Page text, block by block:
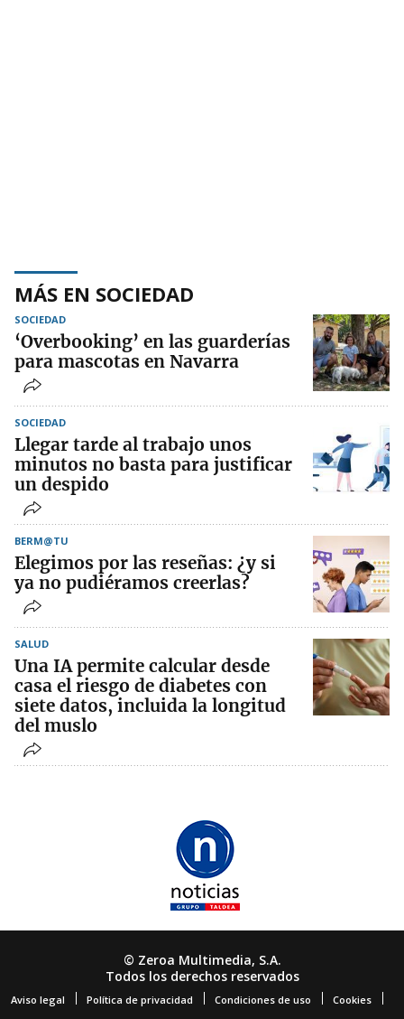
MÁS EN SOCIEDAD
SOCIEDAD
‘Overbooking’ en las guarderías
para mascotas en Navarra
SOCIEDAD
Llegar tarde al trabajo unos
minutos no basta para justificar
un despido
BERM@TU
Elegimos por las reseñas: ¿y si
ya no pudiéramos creerlas?
SALUD
Una IA permite calcular desde
casa el riesgo de diabetes con
siete datos, incluida la longitud
del muslo
© Zeroa Multimedia, S.A.
Todos los derechos reservados
Aviso legal Política de privacidad Condiciones de uso Cookies